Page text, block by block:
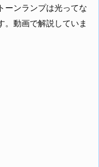
ーンランプは光ってな
。動画で解説していま